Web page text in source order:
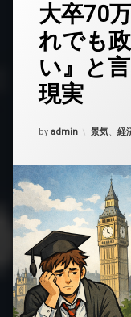
ら
す
影
大卒70
れでも
い』と
現実
Updated on 2026年1
by admin カテゴリ
景気、 経
コ
メ
ン
ト
を
ど
う
ぞ
卒
万
が
生
活
保
護。
そ
れ
で
も